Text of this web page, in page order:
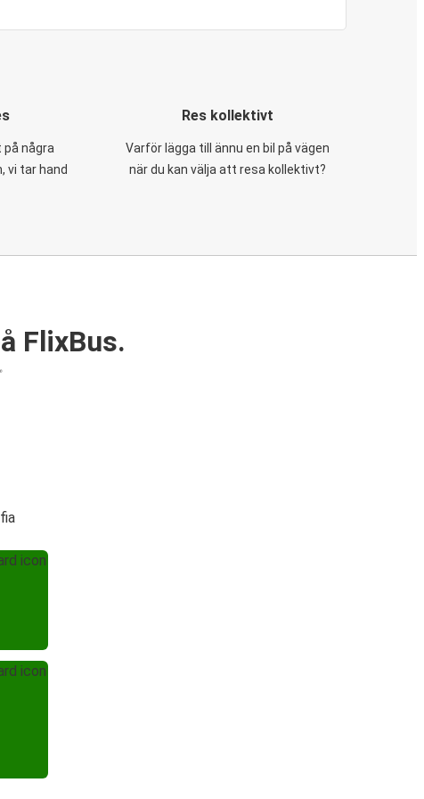
några
vi tar hand
Res kollektivt
Varför lägga till ännu en bil på vägen
när du kan välja att resa kollektivt?
FlixBus.